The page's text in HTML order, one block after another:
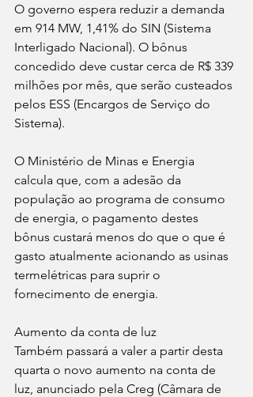
O governo espera reduzir a demanda
em 914 MW, 1,41% do SIN (Sistema
Interligado Nacional). O bônus
concedido deve custar cerca de R$ 339
milhões por mês, que serão custeados
pelos ESS (Encargos de Serviço do
Sistema).
O Ministério de Minas e Energia
calcula que, com a adesão da
população ao programa de consumo
de energia, o pagamento destes
bônus custará menos do que o que é
gasto atualmente acionando as usinas
termelétricas para suprir o
fornecimento de energia.
Aumento da conta de luz
Também passará a valer a partir desta
quarta o novo aumento na conta de
luz, anunciado pela Creg (Câmara de